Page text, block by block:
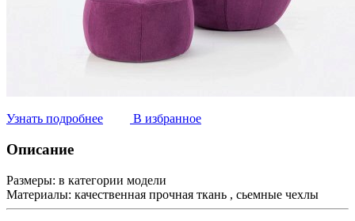
Узнать подробнее В избранное
Описание
Размеры: в категории модели
Материалы: качественная прочная ткань , сьемные чехлы